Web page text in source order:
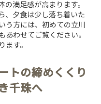
満足感が高まります。
、夕食は少し落ち着いた
方には、 初めての立川
あわせてご覧ください。
す。
トの締めくくり
千珠へ